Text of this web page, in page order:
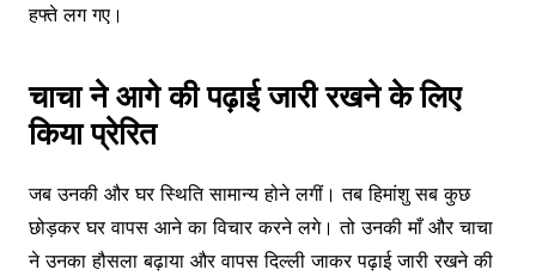
हफ्ते लग गए।
चाचा ने आगे की पढ़ाई जारी रखने के लिए
किया प्रेरित
जब उनकी और घर स्थिति सामान्य होने लगीं। तब हिमांशु सब कुछ
छोड़कर घर वापस आने का विचार करने लगे। तो उनकी माँ और चाचा
ने उनका हौसला बढ़ाया और वापस दिल्ली जाकर पढ़ाई जारी रखने की